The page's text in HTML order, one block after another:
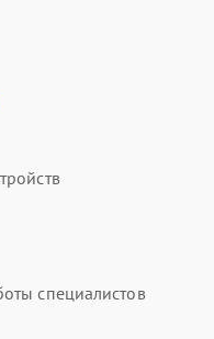
специалистов